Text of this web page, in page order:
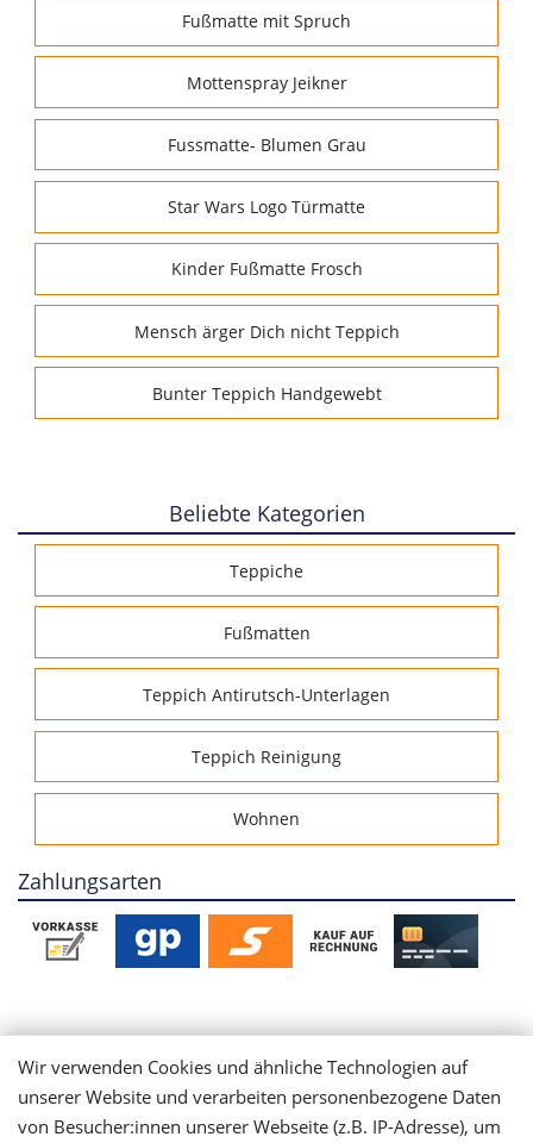
Fußmatte mit Spruch
Mottenspray Jeikner
Fussmatte- Blumen Grau
Star Wars Logo Türmatte
Kinder Fußmatte Frosch
Mensch ärger Dich nicht Teppich
Bunter Teppich Handgewebt
Beliebte Kategorien
Teppiche
Fußmatten
Teppich Antirutsch-Unterlagen
Teppich Reinigung
Wohnen
Zahlungsarten
Mein Konto
Login
Wir verwenden Cookies und ähnliche Technologien auf
unserer Website und verarbeiten personenbezogene Daten
von Besucher:innen unserer Webseite (z.B. IP-Adresse), um